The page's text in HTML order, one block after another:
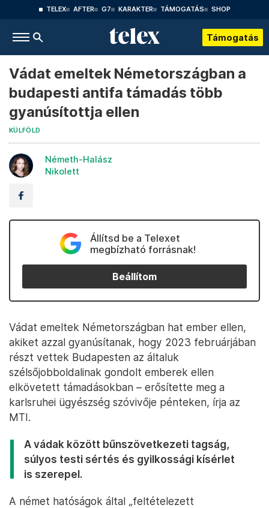
TELEX AFTER G7 KARAKTER TÁMOGATÁS SHOP
Támogatás
Vádat emeltek Németországban a
budapesti antifa támadás több
gyanúsítottja ellen
KÜLFÖLD
Németh-Halász
Nikolett
Állítsd be a Telexet
megbízható forrásnak!
Beállítom
Vádat emeltek Németországban hat ember ellen,
akiket azzal gyanúsítanak, hogy 2023 februárjában
részt vettek Budapesten az általuk
szélsőjobboldalinak gondolt emberek ellen
elkövetett támadásokban – erősítette meg a
karlsruhei ügyészség szóvivője pénteken, írja az
MTI.
A vádak között bűnszövetkezeti tagság,
súlyos testi sértés és gyilkossági kísérlet
is szerepel.
A német hatóságok által „feltételezett